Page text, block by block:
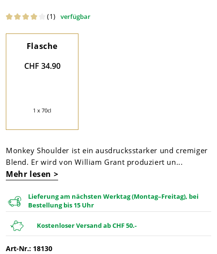
(1) verfügbar
Flasche
CHF 34.90
1 x 70cl
Monkey Shoulder ist ein ausdrucksstarker und cremiger
Blend. Er wird von William Grant produziert un...
Mehr lesen >
Lieferung am nächsten Werktag (Montag–Freitag), bei
Bestellung bis 15 Uhr
Kostenloser Versand ab CHF 50.-
Art-Nr.: 18130